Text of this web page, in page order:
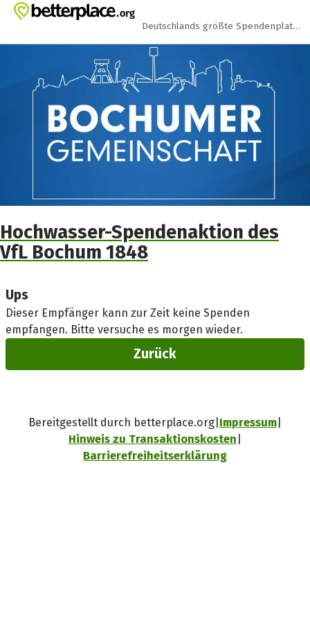
Zum Hauptinhalt springen
Erklärung zur Barrierefreiheit anzeigen
Deutschlands größte Spendenplattform
Hochwasser-Spendenaktion des
VfL Bochum 1848
Ups
Dieser Empfänger kann zur Zeit keine Spenden
empfangen. Bitte versuche es morgen wieder.
Zurück
Bereitgestellt durch betterplace.org Impressum
Hinweis zu Transaktionskosten
Barrierefreiheitserklärung